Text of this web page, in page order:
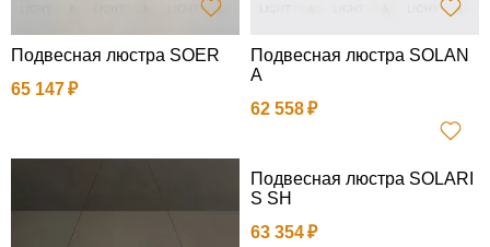
Подвесная люстра SOER
65 147
Подвесная люстра SOLAN
A
62 558
Подвесная люстра SOLARI
S SH
63 354